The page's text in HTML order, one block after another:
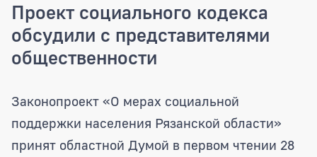
Проект социального кодекса
обсудили с представителями
общественности
Проект социального кодекса
Законопроект «О мерах социальной
поддержки населения Рязанской области»
принят областной Думой в первом чтении 28